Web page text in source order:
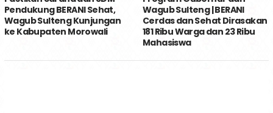
Pendukung BERANI Sehat,
Wagub Sulteng Kunjungan
ke Kabupaten Morowali
Wagub Sulteng | BERANI
Cerdas dan Sehat Dirasakan
181 Ribu Warga dan 23 Ribu
Mahasiswa